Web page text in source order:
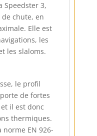
Speedster 3,
chute, en
Elle est
les
les slaloms.
le profil
de fortes
il est donc
thermiques.
norme EN 926-